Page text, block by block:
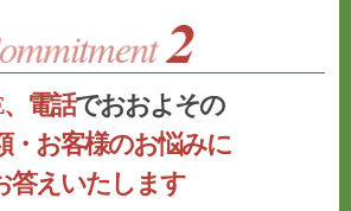
電話でおおよその
・お客様のお悩みに
答えいたします